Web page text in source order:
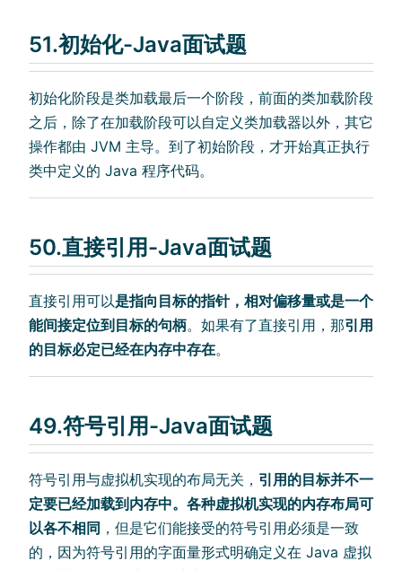
51.初始化-Java面试题
初始化阶段是类加载最后一个阶段，前面的类加载阶段
之后，除了在加载阶段可以自定义类加载器以外，其它
操作都由 JVM 主导。到了初始阶段，才开始真正执行
类中定义的 Java 程序代码。
50.直接引用-Java面试题
直接引用可以是指向目标的指针，相对偏移量或是一个
能间接定位到目标的句柄。如果有了直接引用，那引用
的目标必定已经在内存中存在。
49.符号引用-Java面试题
符号引用与虚拟机实现的布局无关， 引用的目标并不一
定要已经加载到内存中。各种虚拟机实现的内存布局可
以各不相同 ，但是它们能接受的符号引用必须是一致
的，因为符号引用的字面量形式明确定义在 Java 虚拟